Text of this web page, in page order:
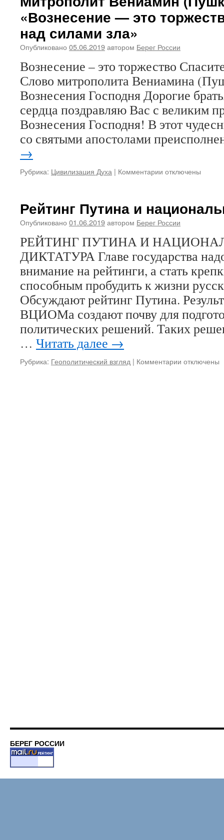
«Апостольский»
визит
папы
румынским
униатам
и
иезуитам
«Вознесение — это
над силами зла»
Опубликовано 05.06.2019автором Берег России
Вознесение – это торжество
Слово митрополита Вениамина
Вознесения Господня Дорогие
сердца поздравляю Вас с великим
Вознесения Господня! В этот
со святыми апостолами
→
Рубрика: Цивилизация Духа | Комментарии к
(Пушкарь):
«Вознесение
это
торжество
Спасителя
над
зла»
отключены
Рейтинг Путина и
Опубликовано 01.06.2019автором Берег России
РЕЙТИНГ ПУТИНА И
ДИКТАТУРА Главе государства
внимание на рейтинги, а стать
способным пробудить к жизни
Обсуждают рейтинг Путина.
ВЦИОМа создают почву для
политических решений. Таких
… Читать далее →
Рубрика: Геополитический взгляд | Комментарии котключены
БЕРЕГ РОССИИ